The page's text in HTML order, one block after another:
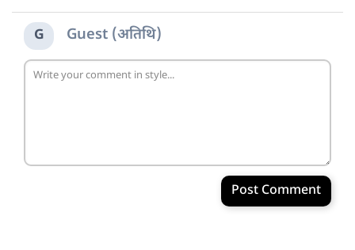
G Guest (अतिथि)
Post Comment